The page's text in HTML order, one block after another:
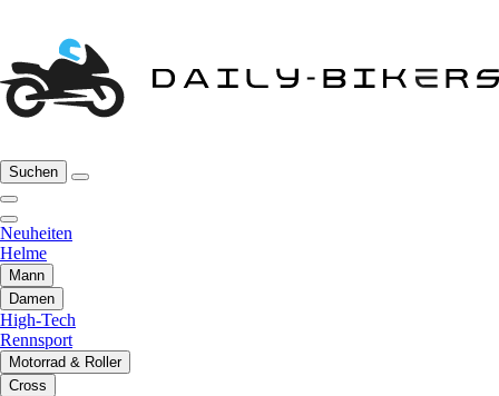
Suchen
Neuheiten
Helme
Mann
Damen
High-Tech
Rennsport
Motorrad & Roller
Cross